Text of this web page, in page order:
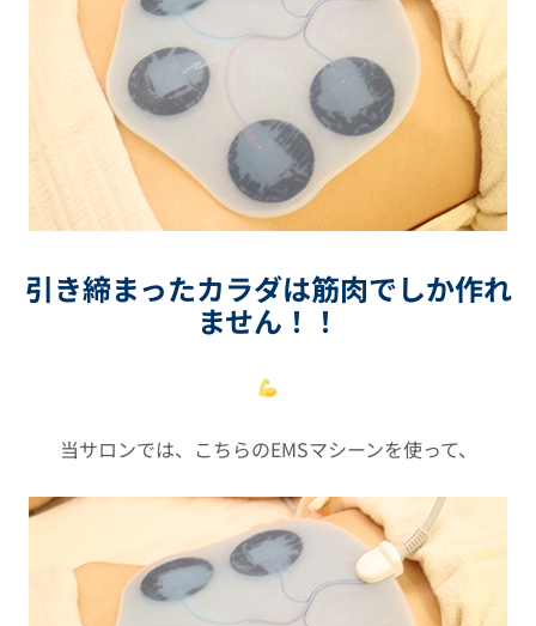
引き締まったカラダは筋肉でしか作れ
ません！！
当サロンでは、こちらのEMSマシーンを使って、